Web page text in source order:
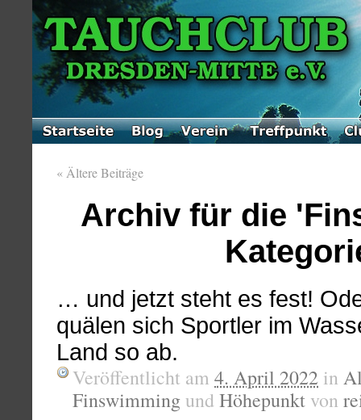
« Ältere Beiträge
Archiv für die
… und jetzt steht es fest!
quälen sich Sportler im
Land so ab.
Veröffentlicht am 4. April 2022 in
Finswimming und Höhepunkt von